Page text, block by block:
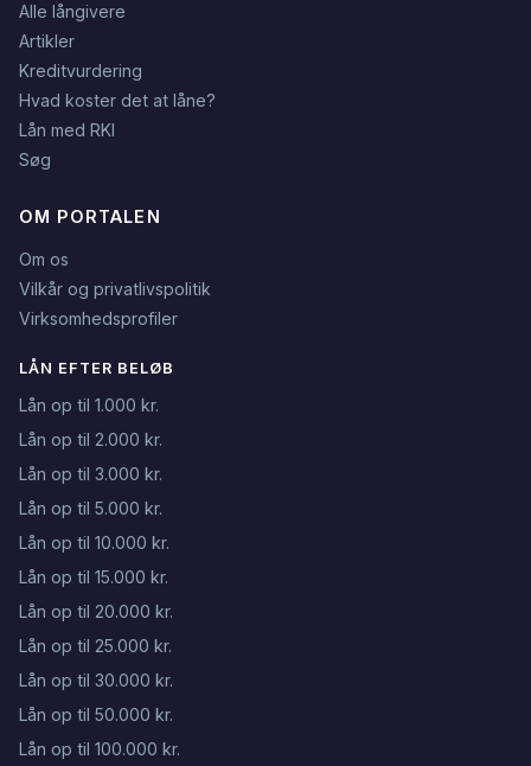
Alle långivere
Artikler
Kreditvurdering
Hvad koster det at låne?
Lån med RKI
Søg
OM PORTALEN
Om os
Vilkår og privatlivspolitik
Virksomhedsprofiler
LÅN EFTER BELØB
Lån op til 1.000 kr.
Lån op til 2.000 kr.
Lån op til 3.000 kr.
Lån op til 5.000 kr.
Lån op til 10.000 kr.
Lån op til 15.000 kr.
Lån op til 20.000 kr.
Lån op til 25.000 kr.
Lån op til 30.000 kr.
Lån op til 50.000 kr.
Lån op til 100.000 kr.